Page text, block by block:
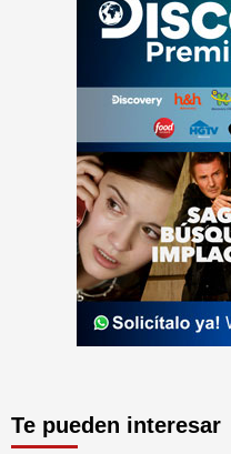
Te pueden interesar